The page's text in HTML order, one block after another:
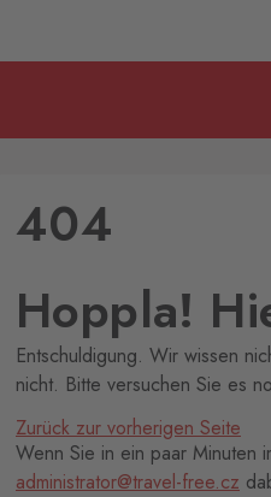
404
Hoppla!
Entschuldigung. Wir wissen
nicht. Bitte versuchen Sie es
Zurück zur vorherigen Seite
Wenn Sie in ein paar Minuten
administrator@travel-free.cz